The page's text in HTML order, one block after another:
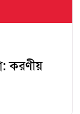
করণীয়